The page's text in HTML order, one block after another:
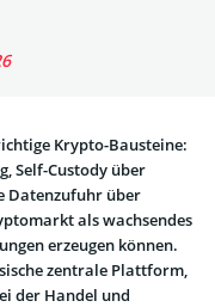
Krypto-Bausteine:
Self-Custody über
Datenzufuhr über
als wachsendes
erzeugen können.
zentrale Plattform,
der Handel und